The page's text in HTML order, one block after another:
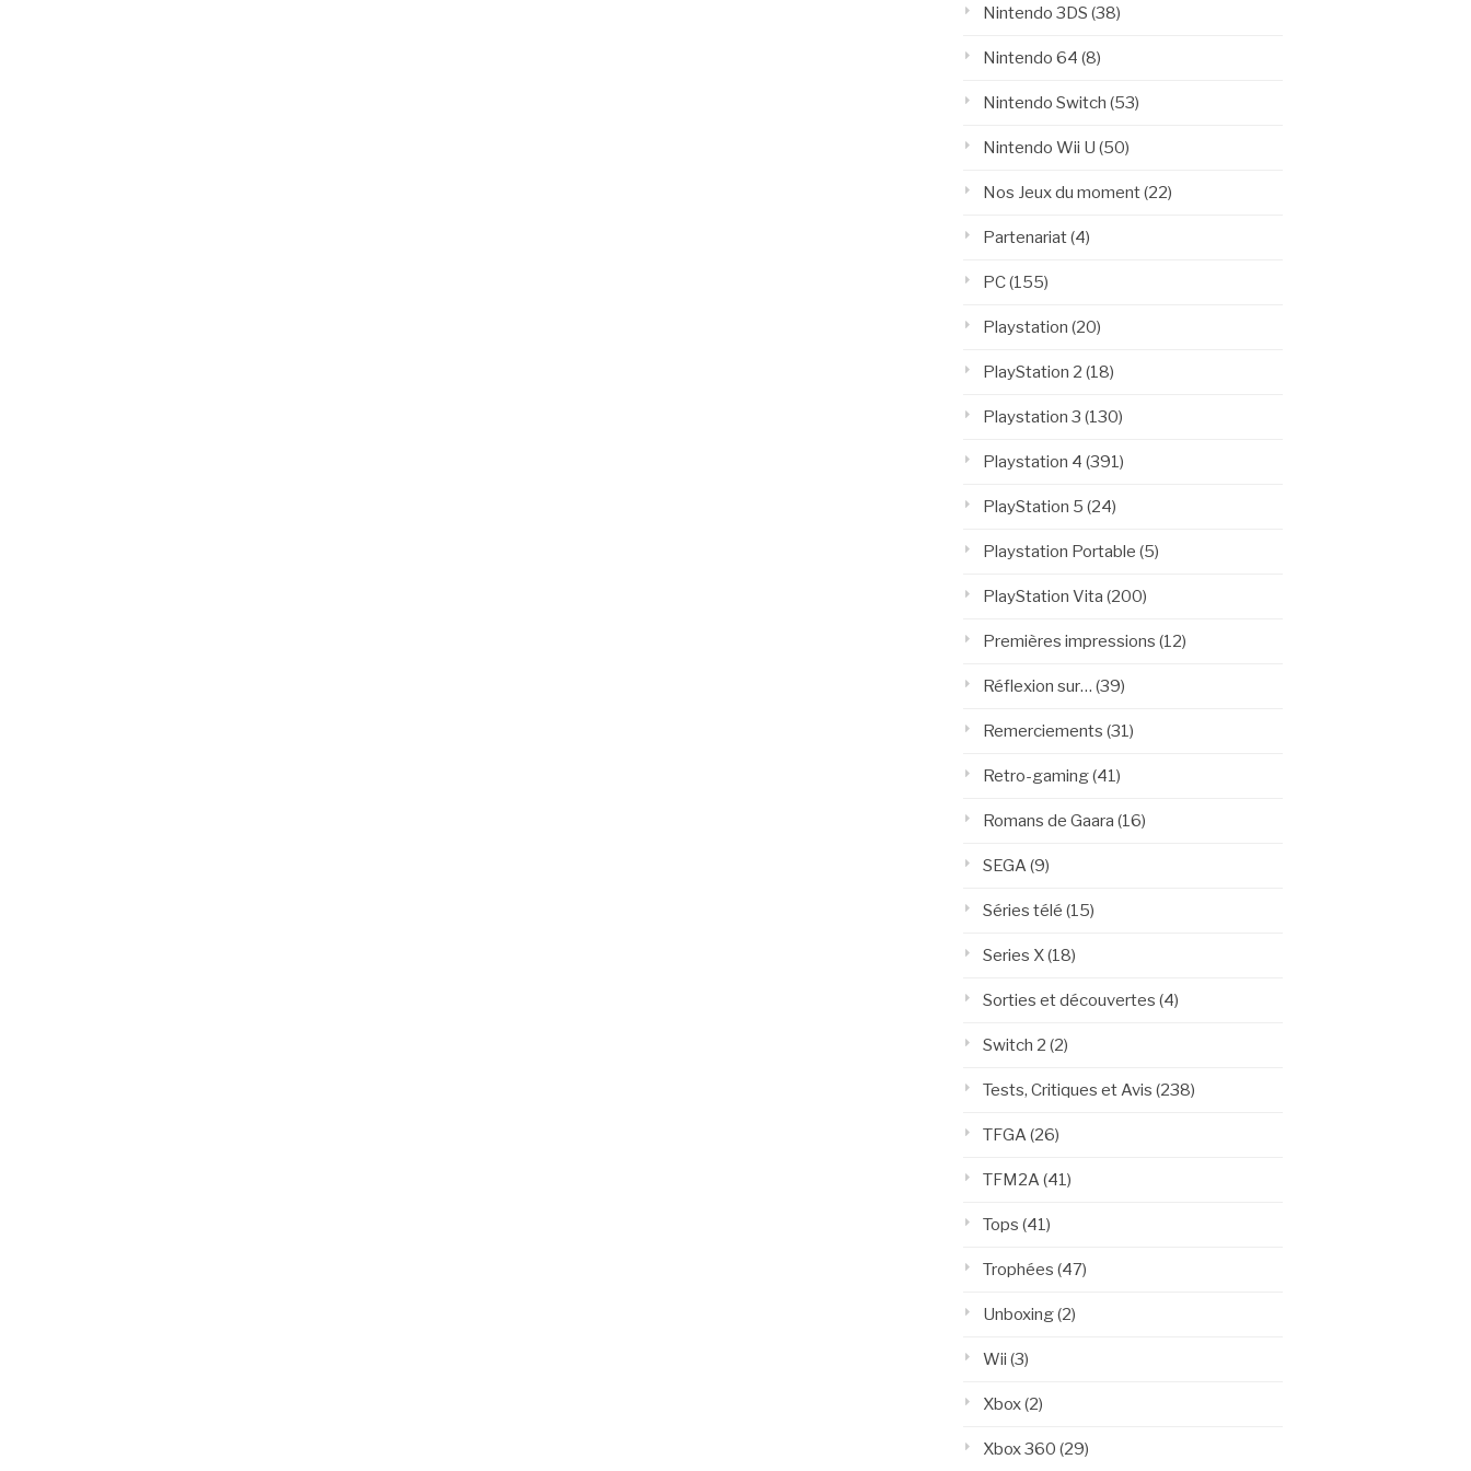
Nintendo 3DS (38)
Nintendo 64 (8)
Nintendo Switch (53)
Nintendo Wii U (50)
Nos Jeux du moment(22)
Partenariat(4)
PC(155)
Playstation (20)
PlayStation 2 (18)
Playstation 3 (130)
Playstation 4 (391)
PlayStation 5 (24)
Playstation Portable (5)
PlayStation Vita (200)
Premières impressions (12)
Réflexion sur… (39)
Remerciements (31)
Retro-gaming(41)
Romans de Gaara (16)
SEGA (9)
Séries télé (15)
Series X(18)
Sorties et découvertes (4)
Switch 2 (2)
Tests, Critiques et Avis (238)
TFGA (26)
TFM2A (41)
Tops (41)
Trophées (47)
Unboxing(2)
Wii (3)
Xbox(2)
Xbox 360 (29)